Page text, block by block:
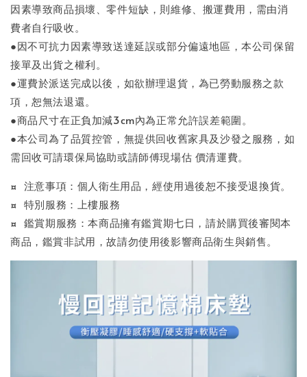
因素導致商品損壞、零件短缺，則維修、搬運費用，需由消
費者自行吸收。
●因不可抗力因素導致送達延誤或部分偏遠地區，本公司保留
接單及出貨之權利。
●運費於派送完成以後，如欲辦理退貨，為已勞動服務之款
項，恕無法退還。
●商品尺寸在正負加減3cm內為正常允許誤差範圍。
●本公司為了品質控管，無提供回收舊家具及沙發之服務，如
需回收可請環保局協助或請師傅現場估 價清運費。
¤ 注意事項：個人衛生用品，經使用過後恕不接受退換貨。
¤ 特別服務：上樓服務
¤ 鑑賞期服務：本商品擁有鑑賞期七日，請於購買後審閱本
商品，鑑賞非試用，故請勿使用後影響商品衛生與銷售。